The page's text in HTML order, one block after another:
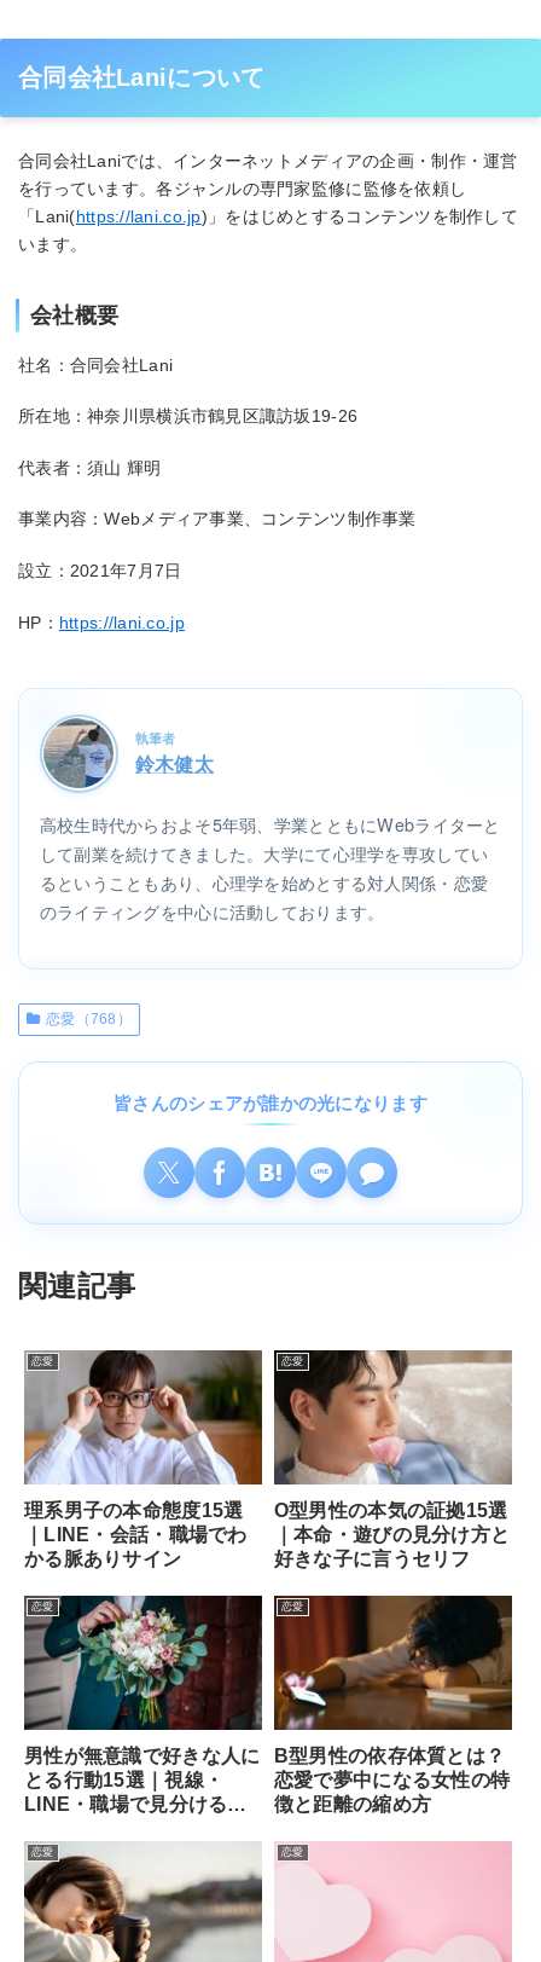
合同会社Laniについて
合同会社Laniでは、インターネットメディアの企画・制作・運営
を行っています。各ジャンルの専門家監修に監修を依頼し
「Lani(https://lani.co.jp)」をはじめとするコンテンツを制作して
います。
会社概要
社名：合同会社Lani
所在地：神奈川県横浜市鶴見区諏訪坂19-26
代表者：須山 輝明
事業内容：Webメディア事業、コンテンツ制作事業
設立：2021年7月7日
HP： https://lani.co.jp
執筆者
鈴木健太
高校生時代からおよそ5年弱、学業とともにWebライターと
して副業を続けてきました。大学にて心理学を専攻してい
るということもあり、心理学を始めとする対人関係・恋愛
のライティングを中心に活動しております。
恋愛（768）
皆さんのシェアが誰かの光になります
関連記事
恋愛
理系男子の本命態度15選
｜LINE・会話・職場でわ
かる脈ありサイン
恋愛
O型男性の本気の証拠15選
｜本命・遊びの見分け方と
好きな子に言うセリフ
恋愛
男性が無意識で好きな人に
とる行動15選｜視線・
LINE・職場で見分ける方
恋愛
B型男性の依存体質とは？
恋愛で夢中になる女性の特
徴と距離の縮め方
恋愛 恋愛